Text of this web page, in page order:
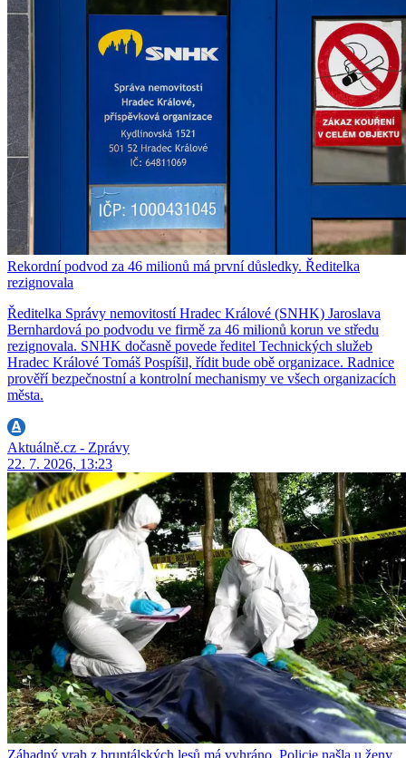
Rekordní podvod za 46 milionů má první důsledky. Ředitelka
rezignovala
Ředitelka Správy nemovitostí Hradec Králové (SNHK) Jaroslava
Bernhardová po podvodu ve firmě za 46 milionů korun ve středu
rezignovala. SNHK dočasně povede ředitel Technických služeb
Hradec Králové Tomáš Pospíšil, řídit bude obě organizace. Radnice
prověří bezpečnostní a kontrolní mechanismy ve všech organizacích
města.
Aktuálně.cz - Zprávy
22. 7. 2026, 13:23